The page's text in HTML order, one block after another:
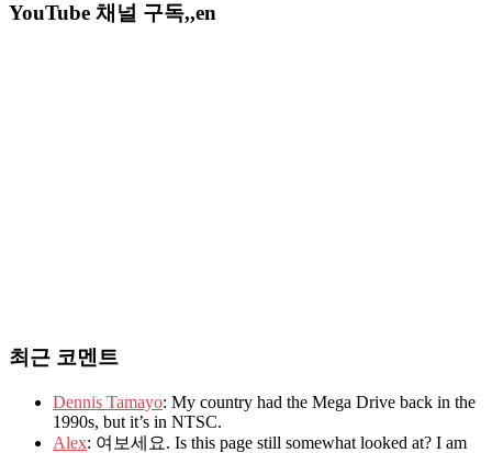
YouTube 채널 구독,,en
최근 코멘트
Dennis Tamayo: My country had the Mega Drive back in the
1990s, but it’s in NTSC.
Alex: 여보세요. Is this page still somewhat looked at? I am